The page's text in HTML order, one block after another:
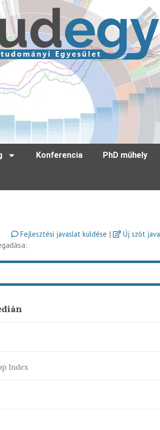
Konferencia PhD műhely
Fejlesztési javaslat küldése | Új szót
Index